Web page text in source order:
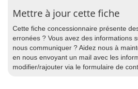
Mettre à jour cette fiche
Cette fiche concessionnaire présente
erronées ? Vous avez des informations
nous communiquer ? Aidez nous à
en nous envoyant un mail avec les
modifier/rajouter via le formulaire de